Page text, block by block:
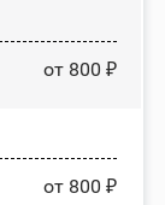
от 800 ₽
от 800 ₽